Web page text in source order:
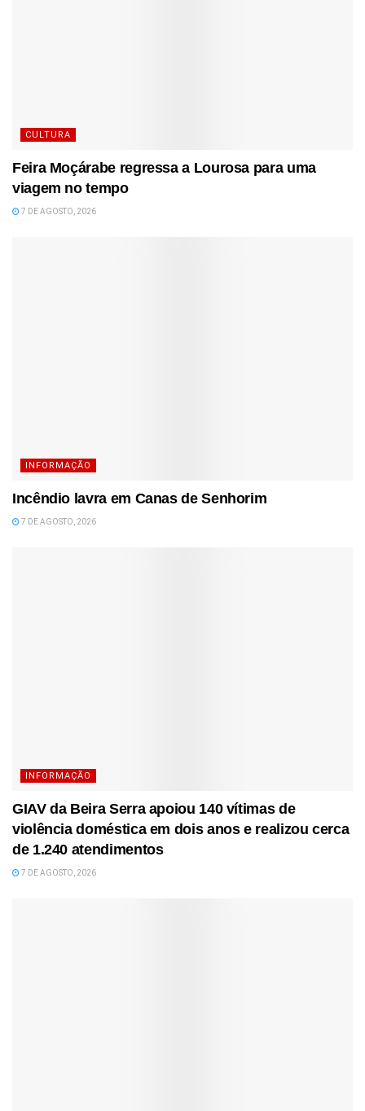
CULTURA
Feira Moçárabe regressa a Lourosa para uma
viagem no tempo
7 DE AGOSTO, 2026
INFORMAÇÃO
Incêndio lavra em Canas de Senhorim
7 DE AGOSTO, 2026
INFORMAÇÃO
GIAV da Beira Serra apoiou 140 vítimas de
violência doméstica em dois anos e realizou cerca
de 1.240 atendimentos
7 DE AGOSTO, 2026